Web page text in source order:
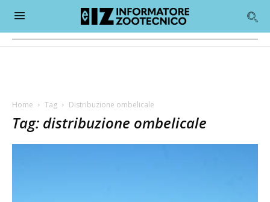
Home Tag Distribuzione ombelicale
Tag: distribuzione ombelicale